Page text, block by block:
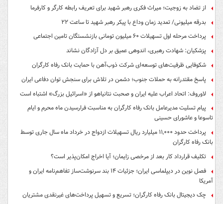
از تضاد به زوجیت؛ میراث فکری رهبر شهید برای تعریف رابطه کارگر و کارفرما
بدرقه میلیونی/ تمدید زمان وداع با پیکر رهبر شهید تا ساعت ۲۲
پرداخت مرحله اول تسهیلات ۶۰ میلیون تومانی بازنشستگان تامین اجتماعی
پزشکیان: شهادت رهبری، اندوهی عمیق بر دل آزادگان نشاند
شکوفایی ظرفیت‌های توسعه‌ای شرکت ذوب‌آهن با حمایت‌ بانک رفاه کارگران
پاسخ مقتدرانه به حملات جنوب؛ دشمن در تلاش برای سنجش توان دفاعی ایران
لاوروف: اتحاد اعراب علیه ایران و صحبت نتانیاهو از «اسرائیل بزرگ» اشتباه است
پیام تسلیت مدیرعامل بانک رفاه کارگران به مناسبت فرارسیدن ماه محرم و ایام
تاسوعا و عاشورای حسینی
پرداخت حدود ۱۱,۰۰۰ میلیارد ریال تسهیلات ازدواج در خرداد ماه سال جاری توسط
بانک رفاه کارگران
تکلیف قرارداد کار بعد از مرخصی زایمان؛ آیا اخراج امکان‌پذیر است؟
فصل نوین در دیپلماسی ایران؛ جزئیات ۱۴ بند سرنوشت‌ساز تفاهم‌نامه ایران و
آمریکا
چک دیجیتال بانک رفاه کارگران؛ تسریع و تسهیل پرداخت‌های غیرنقدی مشتریان